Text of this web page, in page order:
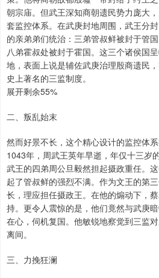
朝宗庙。但武王深知商朝遗民势力庞大
套监控体系。在武庚封地周围，武王分
的亲弟弟们统治：三弟管叔鲜被封于管
八弟霍叔处被封于霍国。这三个诸侯国
地，表面上说是辅佐武庚治理殷商遗民
史上著名的三监制度。
展开剩余55%
二、叛乱始末
然而好景不长，这个精心设计的监控体
1043年，周武王英年早逝，年仅十三岁
武王的四弟周公旦毅然担起摄政重任。
起了管叔鲜的强烈不满。作为文王的第
长，理应担任摄政王。在他的煽动下，
持。更令人震惊的是，他们竟然与武庚
在心，伺机复国。他敏锐地察觉到三监
离间。
三、力挽狂澜